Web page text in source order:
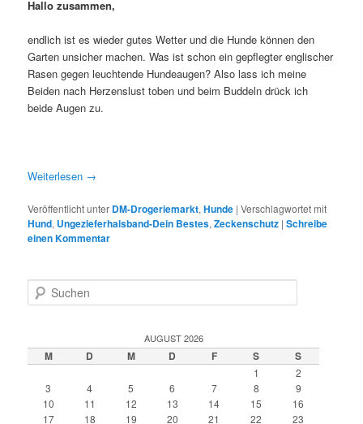
Hallo zusammen,
endlich ist es wieder gutes Wetter und die Hunde können den
Garten unsicher machen. Was ist schon ein gepflegter englischer
Rasen gegen leuchtende Hundeaugen? Also lass ich meine
Beiden nach Herzenslust toben und beim Buddeln drück ich
beide Augen zu.
Weiterlesen →
Veröffentlicht unter DM-Drogeriemarkt,Hunde |Verschlagwortet mit
Hund, Ungezieferhalsband-Dein Bestes,Zeckenschutz |Schreibe
einen Kommentar
u
e
n
AUGUST 2026
M D M D F S S
1
2
3
4 5 6 7 8
9
10
11 12 13 14 15
16
17
18 19 20 21 22 23